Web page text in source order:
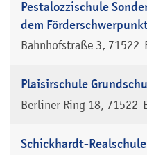
Pestalozzischule
dem
Bahnhofstraße 3 71522
Plaisirschule
Berliner Ring 18 71522
Schickhardt-Realschule